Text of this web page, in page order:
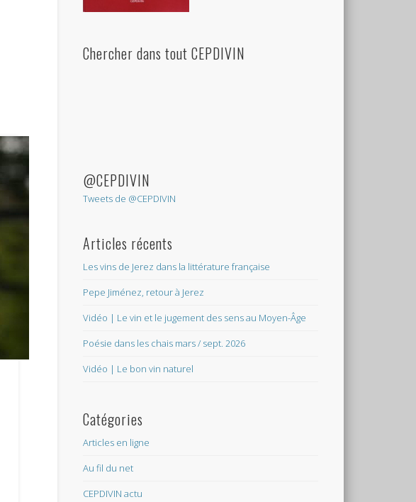
Chercher dans tout CEPDIVIN
@CEPDIVIN
Tweets de @CEPDIVIN
Articles récents
Les vins de Jerez dans la littérature française
Pepe Jiménez, retour à Jerez
Vidéo | Le vin et le jugement des sens au Moyen-Âge
Poésie dans les chais mars / sept. 2026
Vidéo | Le bon vin naturel
Catégories
Articles en ligne
Au fil du net
CEPDIVIN actu